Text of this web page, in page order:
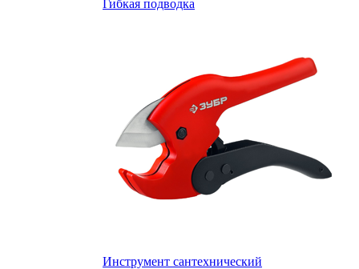
Гибкая подводка
Инструмент сантехнический